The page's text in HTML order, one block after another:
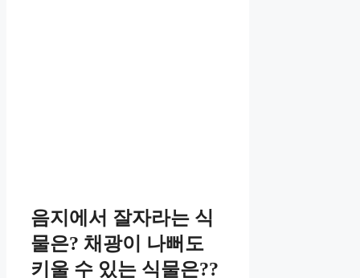
음지에서 잘자라는 식
물은? 채광이 나뻐도
키울 수 있는 식물은??